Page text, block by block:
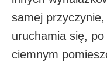
samej
uruchamia się,
ciemnym